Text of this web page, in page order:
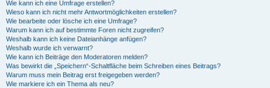
Wie kann ich eine Umfrage erstellen?
Wieso kann ich nicht mehr Antwortmöglichkeiten erstellen?
Wie bearbeite oder lösche ich eine Umfrage?
Warum kann ich auf bestimmte Foren nicht zugreifen?
Weshalb kann ich keine Dateianhänge anfügen?
Weshalb wurde ich verwarnt?
Wie kann ich Beiträge den Moderatoren melden?
Was bewirkt die „Speichern“-Schaltfläche beim Schreiben eines Beitrags?
Warum muss mein Beitrag erst freigegeben werden?
Wie markiere ich ein Thema als neu?